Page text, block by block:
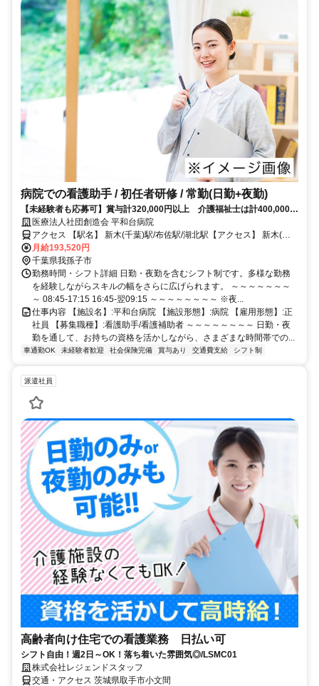
病院での看護助手 / 初任者研修 / 常勤(日勤+夜勤)
【未経験者も応募可】賞与計320,000円以上 介護福祉士は計400,000円
以上！医療法人社団創造会 平和台病院
アクセス 【駅名】 新木(千葉)駅/布佐駅/湖北駅【アクセス】 新木(千
葉)駅から徒歩13分
月給193,520円
千葉県我孫子市
勤務時間・シフト詳細 日勤・夜勤を含むシフト制です。多様な勤務
を経験しながらスキルの幅をさらに広げられます。 ～～～～～～～
～ 08:45-17:15 16:45-翌09:15 ～～～～～～～～ ※夜...
仕事内容 【施設名】:平和台病院 【施設形態】:病院 【雇用形態】:正
社員 【募集職種】:看護助手/看護補助者 ～～～～～～～～ 日勤・夜
勤を通して、お持ちの資格を活かしながら、さまざまな時間帯での...
車通勤OK 未経験者歓迎 社会保険完備 賞与あり 交通費支給 シフト制
派遣社員
高齢者向け住宅での看護業務 日払い可
シフト自由！週2日～OK！落ち着いた雰囲気◎/LSMC01
株式会社レジェンドスタッフ
交通・アクセス 茨城県取手市小文間